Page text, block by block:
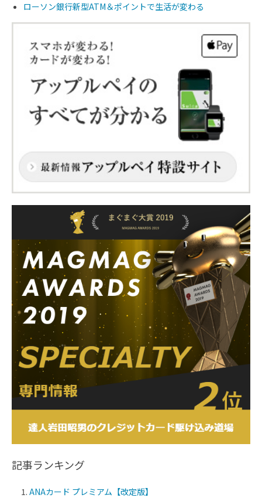
ローソン銀行新型ATM＆ポイントで生活が変わる
記事ランキング
ANAカード プレミアム【改定版】